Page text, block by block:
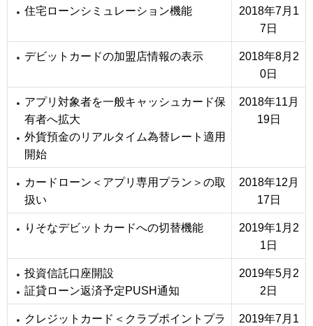
住宅ローンシミュレーション機能
2018年7月1
7日
デビットカードの加盟店情報の表示
2018年8月2
0日
アプリ対象者を一般キャッシュカード保
有者へ拡大
外貨預金のリアルタイム為替レート適用
開始
2018年11月
19日
カードローン＜アプリ専用プラン＞の取
扱い
2018年12月
17日
りそなデビットカードへの切替機能
2019年1月2
1日
投資信託口座開設
証貸ローン返済予定PUSH通知
2019年5月2
2日
クレジットカード＜クラブポイントプラ
2019年7月1